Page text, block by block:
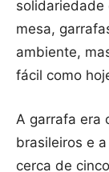
solidariedade
mesa,
ambiente,
fácil como
A garrafa era
brasileiros e
cerca de